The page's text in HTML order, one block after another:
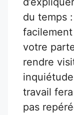
du temps
votre
rendre
travail
pas